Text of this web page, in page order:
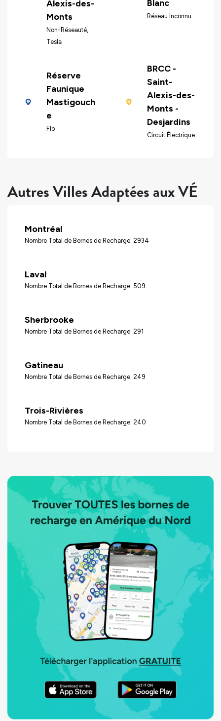
Alexis-des-
Monts
Non-Réseauté,
Tesla
Blanc
Réseau Inconnu
Réserve
Faunique
Mastigouch
e
Flo
BRCC -
Saint-
Alexis-des-
Monts -
Desjardins
Circuit Électrique
Autres Villes Adaptées aux VÉ
Montréal
Nombre Total de Bornes de Recharge: 2934
Laval
Nombre Total de Bornes de Recharge: 509
Sherbrooke
Nombre Total de Bornes de Recharge: 291
Gatineau
Nombre Total de Bornes de Recharge: 249
Trois-Rivières
Nombre Total de Bornes de Recharge: 240